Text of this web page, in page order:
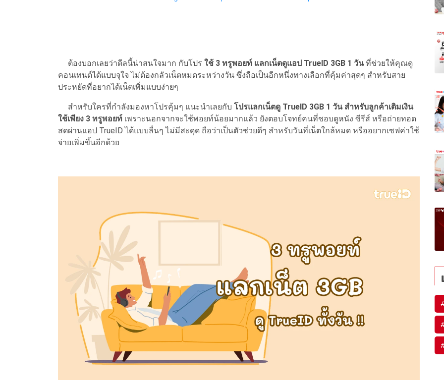
ต้องบอกเลยว่าดีลนี้น่าสนใจมาก กับโปร ใช้ 3 ทรูพอยท์ แลกเน็ตดูแอป TrueID 3GB 1 วันที่ช่วยให้คุณดู
คอนเทนต์ได้แบบจุใจ ไม่ต้องกลัวเน็ตหมดระหว่างวัน ซึ่งถือเป็นอีกหนึ่งทางเลือกที่คุ้มค่าสุดๆ สำหรับสาย
ประหยัดที่อยากได้เน็ตเพิ่มแบบง่ายๆ
สำหรับใครที่กำลังมองหาโปรคุ้มๆ แนะนำเลยกับ โปรแลกเน็ตดู TrueID 3GB 1 วัน สำหรับลูกค้าเติมเงิน
ใช้เพียง 3 ทรูพอยท์ เพราะนอกจากจะใช้พอยท์น้อยมากแล้ว ยังตอบโจทย์คนที่ชอบดูหนัง ซีรีส์ หรือถ่ายทอด
สดผ่านแอป TrueID ได้แบบลื่นๆ ไม่มีสะดุด ถือว่าเป็นตัวช่วยดีๆ สำหรับวันที่เน็ตใกล้หมด หรืออยากเซฟค่าใช้
จ่ายเพิ่มขึ้นอีกด้วย